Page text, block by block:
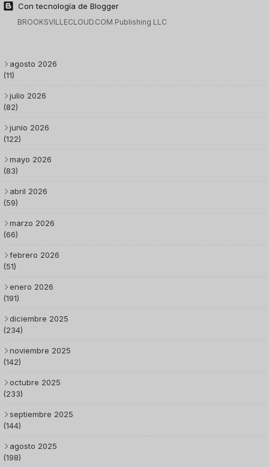
Con tecnología de Blogger
BROOKSVILLECLOUD.COM Publishing LLC
agosto 2026
(11)
julio 2026
(82)
junio 2026
(122)
mayo 2026
(83)
abril 2026
(59)
marzo 2026
(66)
febrero 2026
(51)
enero 2026
(191)
diciembre 2025
(234)
noviembre 2025
(142)
octubre 2025
(233)
septiembre 2025
(144)
agosto 2025
(198)